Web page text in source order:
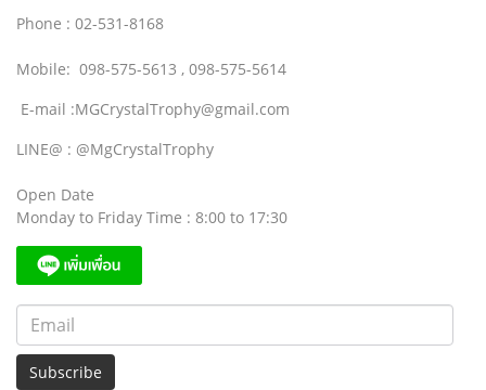
Phone : 02-531-8168
Mobile: 098-575-5613 , 098-575-5614
E-mail :MGCrystalTrophy@gmail.com
LINE@ : @MgCrystalTrophy
Open Date
Monday to Friday Time : 8:00 to 17:30
Subscribe